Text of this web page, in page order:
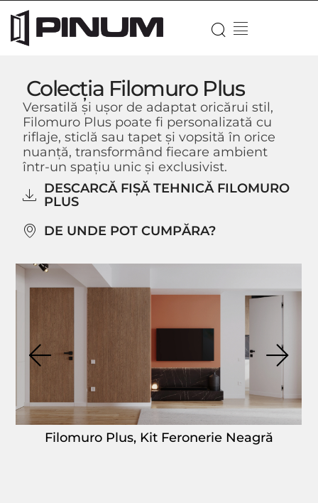
Colecția Filomuro Plus
Versatilă și ușor de adaptat oricărui stil,
Filomuro Plus poate fi personalizată cu
riflaje, sticlă sau tapet și vopsită în orice
nuanță, transformând fiecare ambient
într-un spațiu unic și exclusivist.
DESCARCĂ FIȘĂ TEHNICĂ FILOMURO
PLUS
DE UNDE POT CUMPĂRA?
Filomuro Plus, Kit Feronerie Neagră